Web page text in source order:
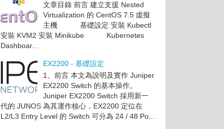
文章目錄 前言 建立支援 Nested
Virtualization 的 CentOS 7.5 虛擬
主機 基礎設定 安裝 Kubectl
安裝 KVM2 安裝 Minikube Kubernetes
Dashboar...
EX2200 - 基礎設定
1、前言 本文為說明及實作 Juniper
EX2200 Switch 的基本操作。
Juniper EX2200 Switch 採用新一
代的 JUNOS 為其運作核心，EX2200 定位在
L2/L3 Entry Level 的 Switch 可分為 24 / 48 Po...